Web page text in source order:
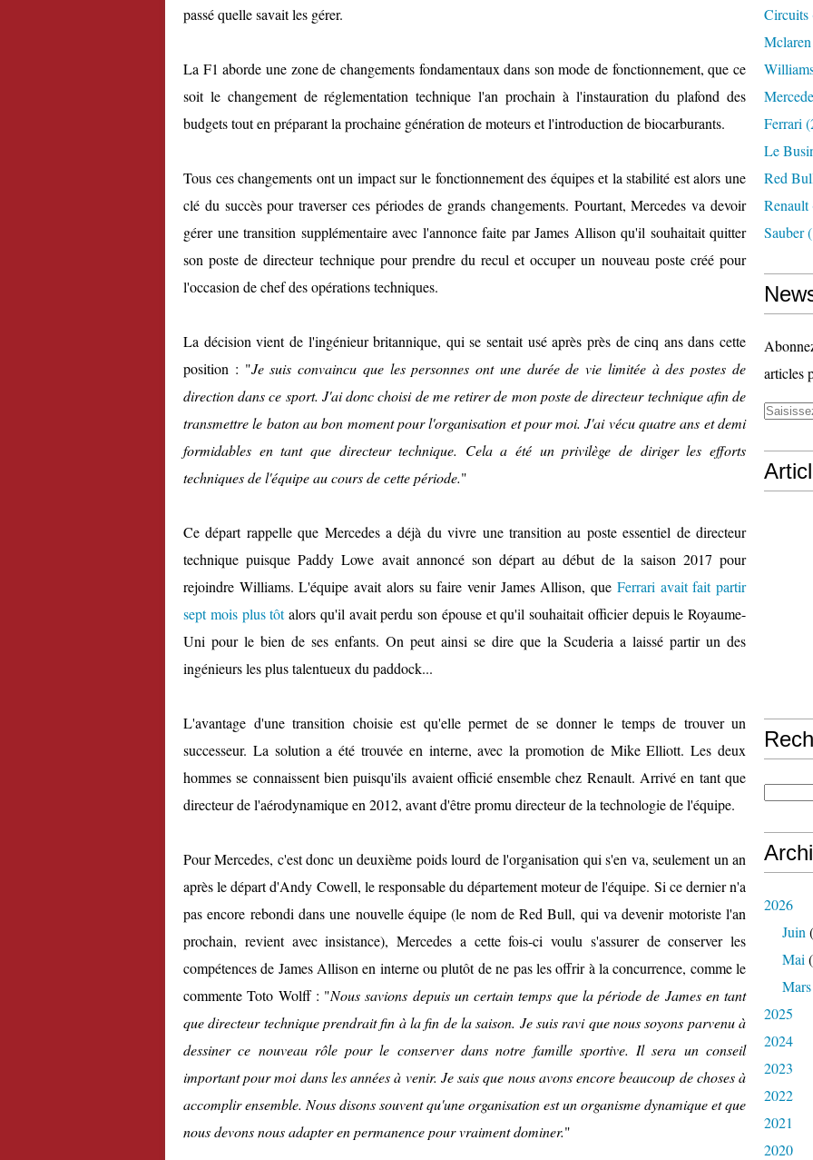
passé quelle savait les gérer.
La F1 aborde une zone de changements fondamentaux dans son mode de fonctionnement, que ce
soit le changement de réglementation technique l'an prochain à l'instauration du plafond des
budgets tout en préparant la prochaine génération de moteurs et l'introduction de biocarburants.
Tous ces changements ont un impact sur le fonctionnement des équipes et la stabilité est alors une
clé du succès pour traverser ces périodes de grands changements. Pourtant, Mercedes va devoir
gérer une transition supplémentaire avec l'annonce faite par James Allison qu'il souhaitait quitter
son poste de directeur technique pour prendre du recul et occuper un nouveau poste créé pour
l'occasion de chef des opérations techniques.
La décision vient de l'ingénieur britannique, qui se sentait usé après près de cinq ans dans cette
position : "Je suis convaincu que les personnes ont une durée de vie limitée à des postes de
direction dans ce sport. J'ai donc choisi de me retirer de mon poste de directeur technique afin de
transmettre le baton au bon moment pour l'organisation et pour moi. J'ai vécu quatre ans et demi
formidables en tant que directeur technique. Cela a été un privilège de diriger les efforts
techniques de l'équipe au cours de cette période."
Ce départ rappelle que Mercedes a déjà du vivre une transition au poste essentiel de directeur
technique puisque Paddy Lowe avait annoncé son départ au début de la saison 2017 pour
rejoindre Williams. L'équipe avait alors su faire venir James Allison, que Ferrari avait fait partir
sept mois plus tôtalors qu'il avait perdu son épouse et qu'il souhaitait officier depuis le Royaume-
Uni pour le bien de ses enfants. On peut ainsi se dire que la Scuderia a laissé partir un des
ingénieurs les plus talentueux du paddock...
L'avantage d'une transition choisie est qu'elle permet de se donner le temps de trouver un
successeur. La solution a été trouvée en interne, avec la promotion de Mike Elliott. Les deux
hommes se connaissent bien puisqu'ils avaient officié ensemble chez Renault. Arrivé en tant que
directeur de l'aérodynamique en 2012, avant d'être promu directeur de la technologie de l'équipe.
Pour Mercedes, c'est donc un deuxième poids lourd de l'organisation qui s'en va, seulement un an
après le départ d'Andy Cowell, le responsable du département moteur de l'équipe. Si ce dernier n'a
pas encore rebondi dans une nouvelle équipe (le nom de Red Bull, qui va devenir motoriste l'an
prochain, revient avec insistance), Mercedes a cette fois-ci voulu s'assurer de conserver les
compétences de James Allison en interne ou plutôt de ne pas les offrir à la concurrence, comme le
commente Toto Wolff : "Nous savions depuis un certain temps que la période de James en tant
que directeur technique prendrait fin à la fin de la saison. Je suis ravi que nous soyons parvenu à
dessiner ce nouveau rôle pour le conserver dans notre famille sportive. Il sera un conseil
important pour moi dans les années à venir. Je sais que nous avons encore beaucoup de choses à
accomplir ensemble. Nous disons souvent qu'une organisation est un organisme dynamique et que
nous devons nous adapter en permanence pour vraiment dominer."
Circuits
Mclaren
Ferrari
Le
Red
Renault
Sauber
articles
2026
Juin
Mai
Mars
2025
2024
2023
2022
2021
2020